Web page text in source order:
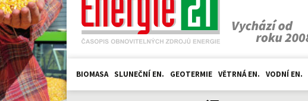
BIOMASA SLUNEČNÍ EN. GEOTERMIE VĚTRNÁ EN. VODNÍ EN.